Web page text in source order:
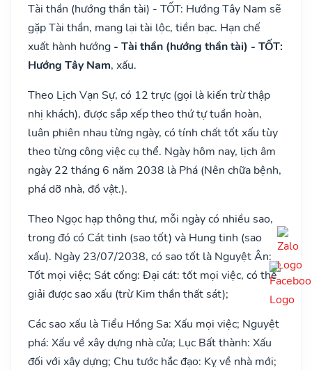
Tài thần (hướng thần tài) - TỐT: Hướng Tây Nam sẽ
gặp Tài thần, mang lại tài lộc, tiền bạc. Hạn chế
xuất hành hướng - Tài thần (hướng thần tài) - TỐT:
Hướng Tây Nam, xấu.
Theo Lịch Vạn Sự, có 12 trực (gọi là kiến trừ thập
nhị khách), được sắp xếp theo thứ tự tuần hoàn,
luân phiên nhau từng ngày, có tính chất tốt xấu tùy
theo từng công việc cụ thể. Ngày hôm nay, lịch âm
ngày 22 tháng 6 năm 2038 là Phá (Nên chữa bệnh,
phá dỡ nhà, đồ vật.).
Theo Ngọc hạp thông thư, mỗi ngày có nhiều sao,
trong đó có Cát tinh (sao tốt) và Hung tinh (sao
xấu). Ngày 23/07/2038, có sao tốt là Nguyệt Ân:
Tốt mọi việc; Sát cống: Đại cát: tốt mọi việc, có thể
giải được sao xấu (trừ Kim thần thất sát);
Các sao xấu là Tiểu Hồng Sa: Xấu mọi việc; Nguyệt
phá: Xấu về xây dựng nhà cửa; Lục Bất thành: Xấu
đối với xây dựng; Chu tước hắc đạo: Kỵ về nhà mới;